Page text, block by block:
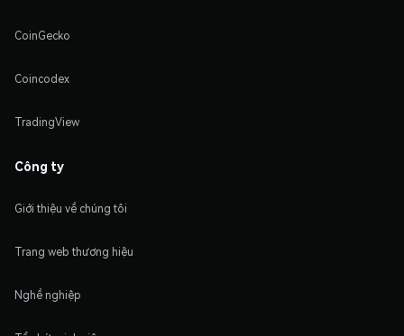
CoinGecko
Coincodex
TradingView
Công ty
Giới thiệu về chúng tôi
Trang web thương hiệu
Nghề nghiệp